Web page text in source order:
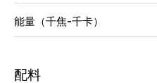
能量（千焦-千卡）
配料